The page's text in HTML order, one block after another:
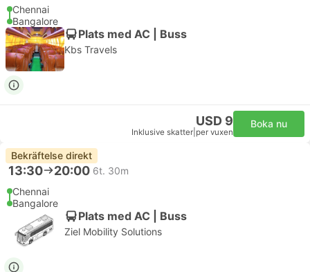
Chennai
Bangalore
Plats med AC | Buss
Kbs Travels
USD 9
Inklusive skatter per vuxen
Boka nu
Bekräftelse direkt
13:30 20:00 6t. 30m
Chennai
Bangalore
Plats med AC | Buss
Ziel Mobility Solutions